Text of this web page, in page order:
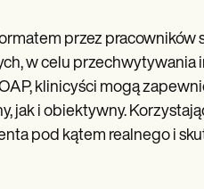
przez pracowników
w celu przechwytywania
klinicyści mogą
jak i obiektywny.
pod kątem realnego i